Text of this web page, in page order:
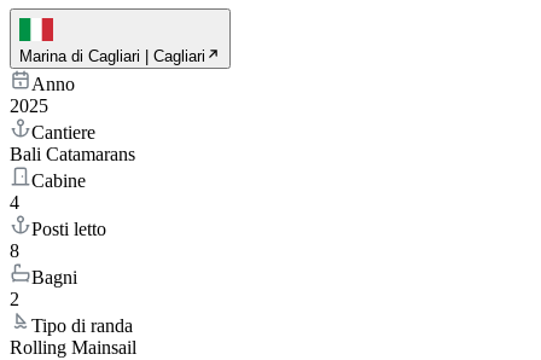
Marina di Cagliari | Cagliari
Anno
2025
Cantiere
Bali Catamarans
Cabine
4
Posti letto
8
Bagni
2
Tipo di randa
Rolling Mainsail